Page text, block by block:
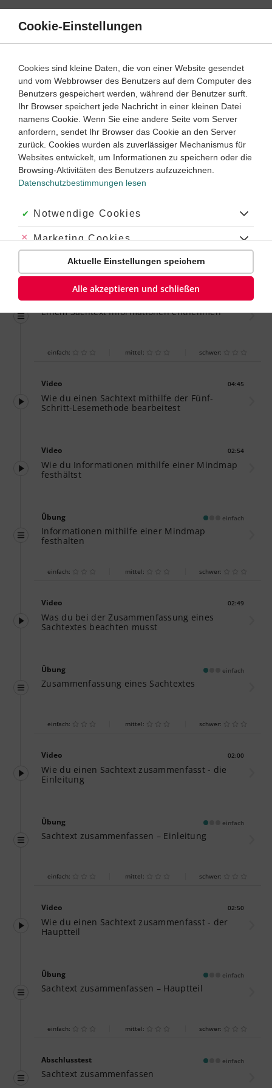
Direkt
Inhalt
Deutsch 7. ‐ 8. Klasse
Einen Sachtext zusammenfassen und analysieren
Dauer: 80 Minuten
Empfohlen von
Tutorin Joana
VIDEOS, AUFGABEN UND ÜBUNGEN ZUGEHÖRIGE KLASSENARBEITEN
Dauer:
entnimmst
einfach
Einem Sachtext Informationen entnehmen
einfach: mittel: schwer:
Video 04:45
Wie du einen Sachtext mithilfe der Fünf-
Schritt-Lesemethode bearbeitest
Video 02:54
Wie du Informationen mithilfe einer Mindmap
festhältst
Übung einfach
Informationen mithilfe einer Mindmap
festhalten
einfach: mittel: schwer:
Video 02:49
Was du bei der Zusammenfassung eines
Sachtextes beachten musst
Übung einfach
Zusammenfassung eines Sachtextes
einfach: mittel: schwer:
Video 02:00
Wie du einen Sachtext zusammenfasst - die
Einleitung
Übung einfach
Sachtext zusammenfassen – Einleitung
einfach: mittel: schwer:
Video 02:50
Wie du einen Sachtext zusammenfasst - der
Hauptteil
Übung einfach
Sachtext zusammenfassen – Hauptteil
einfach: mittel: schwer:
Abschlusstest einfach
Sachtext zusammenfassen
Cookie-Einstellungen
Cookies sind kleine Daten, die von einer Website gesendet
und vom Webbrowser des Benutzers auf dem Computer des
Benutzers gespeichert werden, während der Benutzer surft.
Ihr Browser speichert jede Nachricht in einer kleinen Datei
namens Cookie. Wenn Sie eine andere Seite vom Server
anfordern, sendet Ihr Browser das Cookie an den Server
zurück. Cookies wurden als zuverlässiger Mechanismus für
Websites entwickelt, um Informationen zu speichern oder die
Browsing-Aktivitäten des Benutzers aufzuzeichnen.
Datenschutzbestimmungen lesen
Akzeptiert:
Notwendige Cookies
Abgelehnt:
Marketing Cookies
Abgelehnt:
Personalisierungs-Cookies
Aktuelle Einstellungen speichern
Alle akzeptieren und schließen